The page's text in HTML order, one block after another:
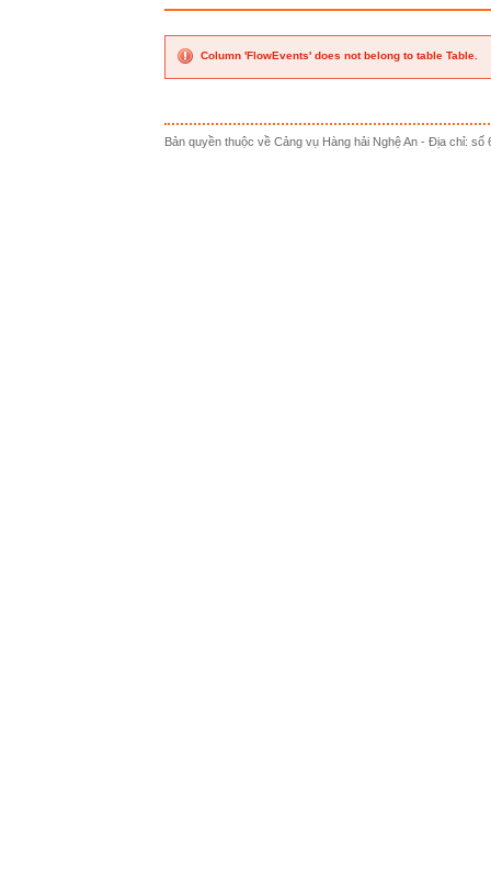
Column 'FlowEvents' does not belong to table Table.
Bản quyền thuộc về Cảng vụ Hàng hải Nghệ An - Địa chỉ: